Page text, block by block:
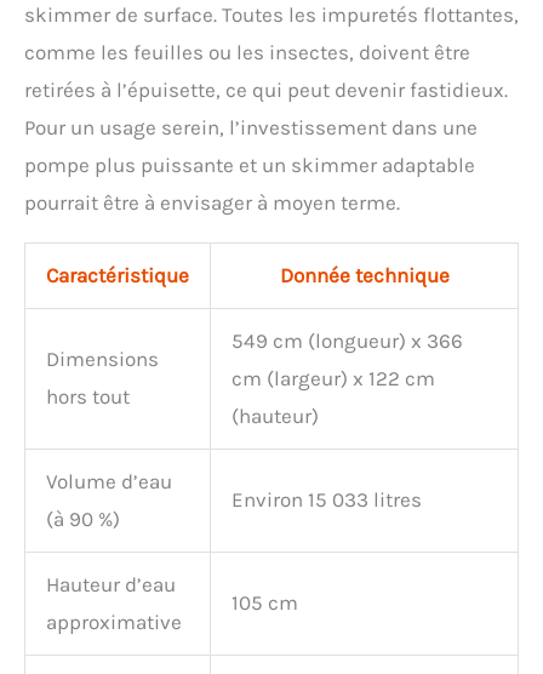
skimmer de surface. Toutes les impuretés flottantes,
comme les feuilles ou les insectes, doivent être
retirées à l’épuisette, ce qui peut devenir fastidieux.
Pour un usage serein, l’investissement dans une
pompe plus puissante et un skimmer adaptable
pourrait être à envisager à moyen terme.
Caractéristique Donnée technique
Dimensions
hors tout
549 cm (longueur) x 366
cm (largeur) x 122 cm
(hauteur)
Volume d’eau
(à 90 %)
Environ 15 033 litres
Hauteur d’eau
approximative
105 cm